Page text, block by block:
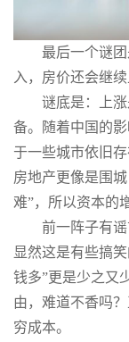
最后一个谜
入，房价还会继续
谜底是：上
备。随着中国的
于一些城市依旧
房地产更像是围
难”，所以资本的
前一阵子有
显然这是有些搞
钱多”更是少之又
由，难道不香吗
穷成本。